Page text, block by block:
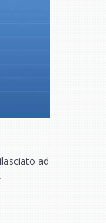
ad